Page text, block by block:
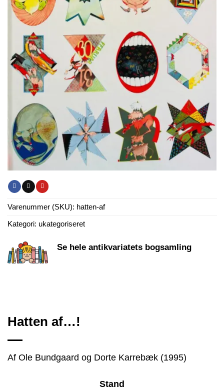
Varenummer (SKU): hatten-af
Kategori: ukategoriseret
Se hele antikvariatets bogsamling
Hatten af…!
Af Ole Bundgaard og Dorte Karrebæk (1995)
Stand